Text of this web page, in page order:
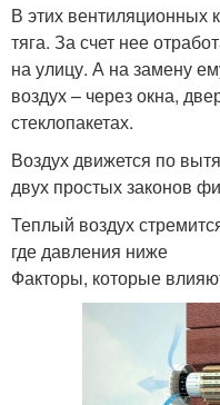
В этих вентиляционных
тяга. За счет нее
на улицу. А на замену
воздух – через окна,
стеклопакетах.
Воздух движется по
двух простых законов
Теплый воздух
где давления ниже
Факторы, которые